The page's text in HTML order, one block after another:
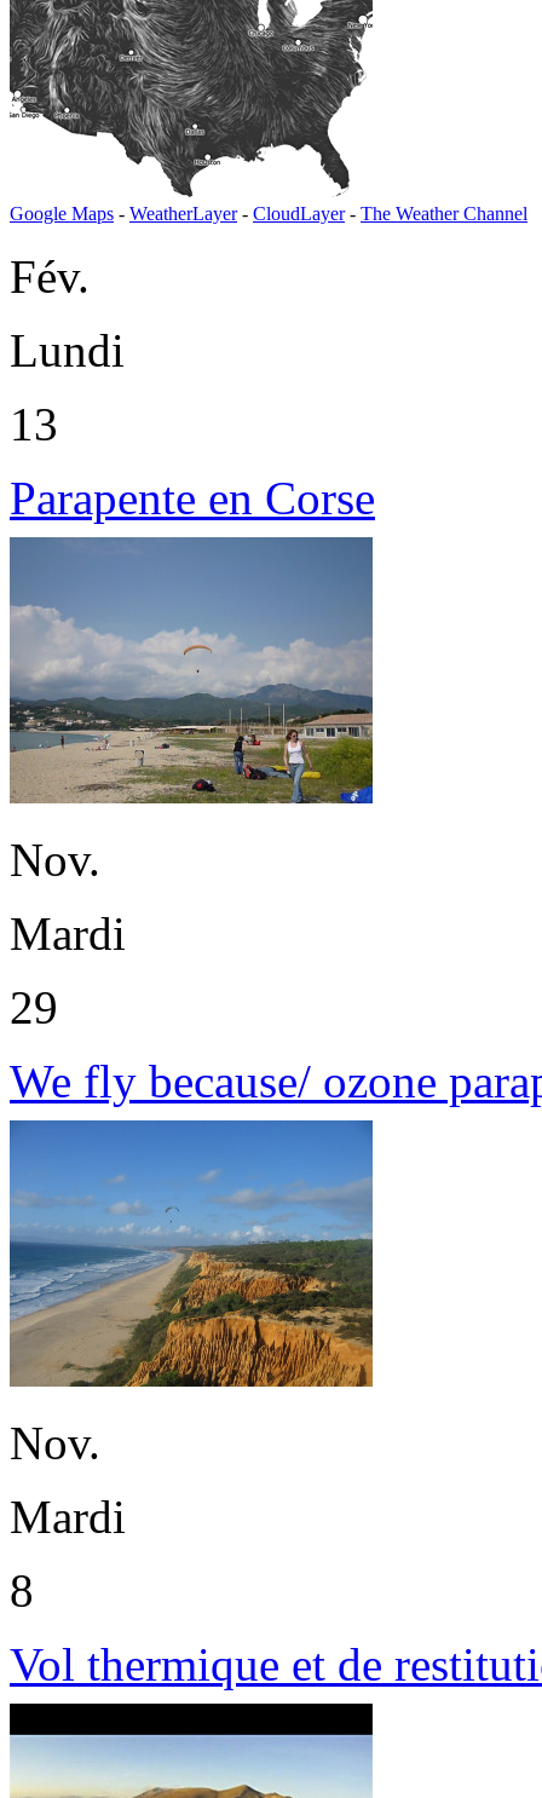
Google Maps - WeatherLayer- CloudLayer- The Weather Channel
Fév.
Lundi
13
Parapente en Corse
Nov.
Mardi
29
We fly because/ ozone
Nov.
Mardi
8
Vol thermique et de